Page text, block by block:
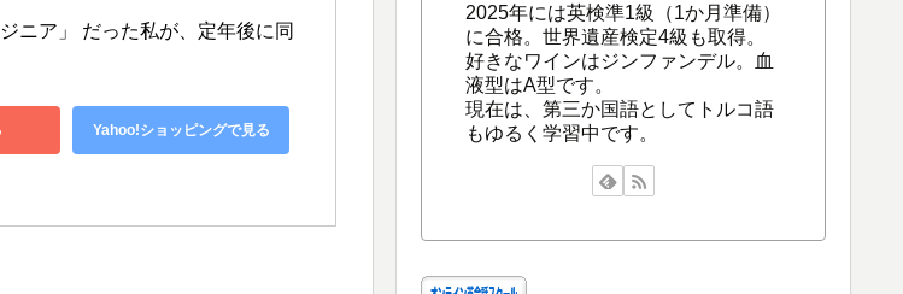
ニア」 だった私が、定年後に同
Yahoo!ショッピングで見る
2025年には英検準1級（1か月準備）
に合格。世界遺産検定4級も取得。
好きなワインはジンファンデル。血
液型はA型です。
現在は、第三か国語としてトルコ語
もゆるく学習中です。